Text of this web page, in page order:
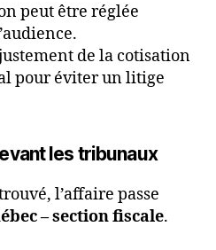
peut être réglée
de la cotisation
pour éviter un litige
les tribunaux
l’affaire passe
– section fiscale.